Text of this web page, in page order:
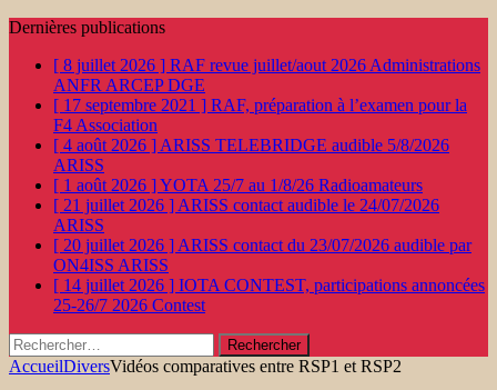
Dernières publications
[ 8 juillet 2026 ] RAF revue juillet/aout 2026 Administrations
ANFR ARCEP DGE
[ 17 septembre 2021 ] RAF, préparation à l’examen pour la
F4 Association
[ 4 août 2026 ] ARISS TELEBRIDGE audible 5/8/2026
ARISS
[ 1 août 2026 ]YOTA 25/7 au 1/8/26 Radioamateurs
[ 21 juillet 2026 ] ARISS contact audible le 24/07/2026
ARISS
[ 20 juillet 2026 ] ARISS contact du 23/07/2026 audible par
ON4ISS ARISS
[ 14 juillet 2026 ] IOTA CONTEST, participations annoncées
25-26/7 2026 Contest
Rechercher :
AccueilDiversVidéos comparatives entre RSP1 et RSP2